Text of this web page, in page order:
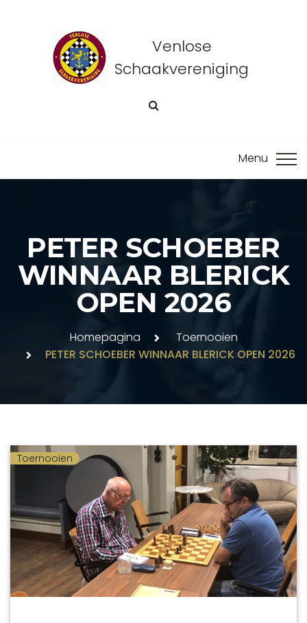
Venlose
Schaakvereniging
PETER SCHOEBER
WINNAAR BLERICK
OPEN 2026
Homepagina
Toernooien
PETER SCHOEBER WINNAAR BLERICK OPEN 2026
Toernooien